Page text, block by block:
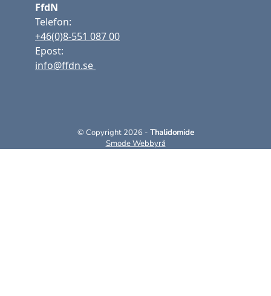
FfdN
Telefon:
+46(0)8-551 087 00
Epost:
info@ffdn.se
© Copyright 2026 - Thalidomide
Smode Webbyrå